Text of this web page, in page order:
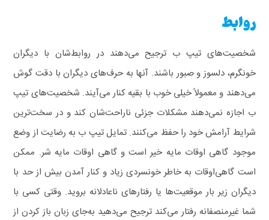
روابط
شخصیت‌های تیپ ب ترجیح می‌دهند در روابط‌شان با دیگران
خونگرم، دلسوز و صبور باشند. آنها به حرف‌های دیگران با دقت گوش
می‌دهند و معمولاً خیلی خوب با بقیه کنار می‌آیند. شخصیت‌های تیپ
ب اجازه نمی‌دهند مشکلات جزئی ناراحت‌شان کند و در سخت‌ترین
شرایط آرامش خود را حفظ می‌کنند. تمایل تیپ ب به رضایت از وضع
موجود گاهی اوقات مایه خیر است و گاهی اوقات مایه شر. ممکن
است گاهی‌اوقات به خاطر خونسردی زیاد و کنار آمدن بیش از حد با
دیگران زیر بار موقعیت‌ها یا رفتارهای ناعادلانه بروید. وقتی کسی با
شما غیرمنصفانه رفتار می‌کند ترجیح می‌دهید به‌جای زبان باز کردن از